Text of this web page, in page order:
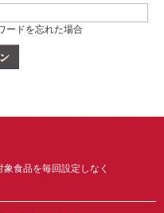
ードを忘れた場合
食品を毎回設定しなく